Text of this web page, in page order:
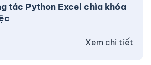
tác Python Excel chìa khóa
Xem chi tiết